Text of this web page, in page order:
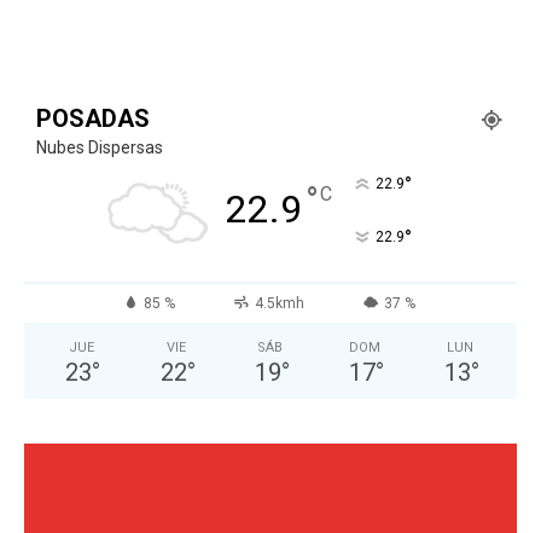
POSADAS
Nubes Dispersas
22.9 °C 22.9°
22.9°
85 % 4.5kmh 37 %
JUE
23°
VIE
22°
SÁB
19°
DOM
17°
LUN
13°